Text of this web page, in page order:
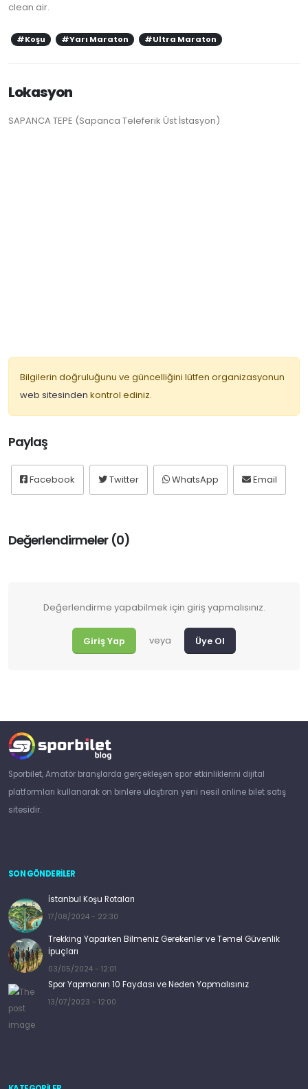
clean air.
#Koşu #Yarı Maraton #Ultra Maraton
Lokasyon
SAPANCA TEPE (Sapanca Teleferik Üst İstasyon)
Bilgilerin doğruluğunu ve güncelliğini lütfen organizasyonun
web sitesinden kontrol ediniz.
Paylaş
Facebook Twitter WhatsApp Email
Değerlendirmeler (0)
Değerlendirme yapabilmek için giriş yapmalısınız.
Giriş Yap veya Üye Ol
Sporbilet, Amatör branşlarda gerçekleşen spor etkinliklerini dijital
platformları kullanarak on binlere ulaştıran yeni nesil online bilet satış
sitesidir.
SON GÖNDERİLER
İstanbul Koşu Rotaları
17/08/2024 - 22:30
Trekking Yaparken Bilmeniz Gerekenler ve Temel Güvenlik
İpuçları
03/05/2024 - 12:01
Spor Yapmanın 10 Faydası ve Neden Yapmalısınız
13/07/2023 - 12:00